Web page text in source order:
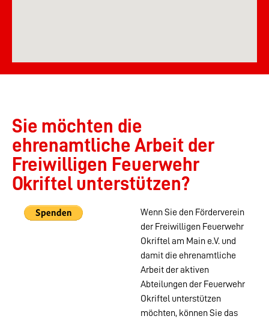
Sie möchten die
ehrenamtliche Arbeit der
Freiwilligen Feuerwehr
Okriftel unterstützen?
Wenn Sie den Förderverein
der Freiwilligen Feuerwehr
Okriftel am Main e.V. und
damit die ehrenamtliche
Arbeit der aktiven
Abteilungen der Feuerwehr
Okriftel unterstützen
möchten, können Sie das